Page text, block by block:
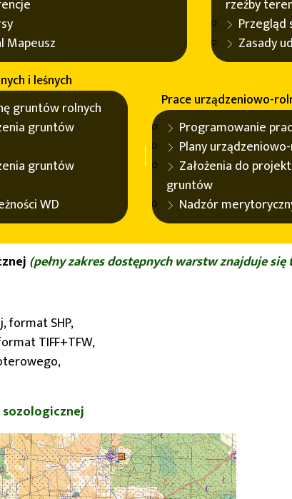
Mapeusz
rzeźby
Zasady
i leśnych
gruntów rolnych
gruntów
gruntów
WD
Prace urządzeniowo-
Programowanie
Plany
Założenia do
gruntów
Nadzór
przemysłowe, miejscowości posiadające
rezerwaty przyrody, użytki ekologiczne
innymi:
przyrodniczego,
przyrodniczego,
środowiska przyrodniczego,
przyrodniczego.
mapa topograficzna.
jest źródłem informacji o stanie zanieczyszczenia,
(pełny zakres dostępnych warstw znajduje
format SHP,
TIFF+TFW,
sozologicznej